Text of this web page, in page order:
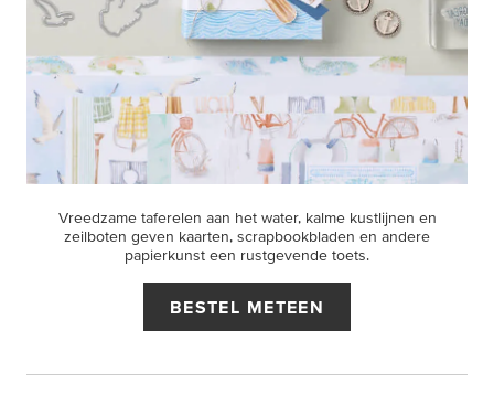
Vreedzame taferelen aan het water, kalme kustlijnen en
zeilboten geven kaarten, scrapbookbladen en andere
papierkunst een rustgevende toets.
BESTEL METEEN